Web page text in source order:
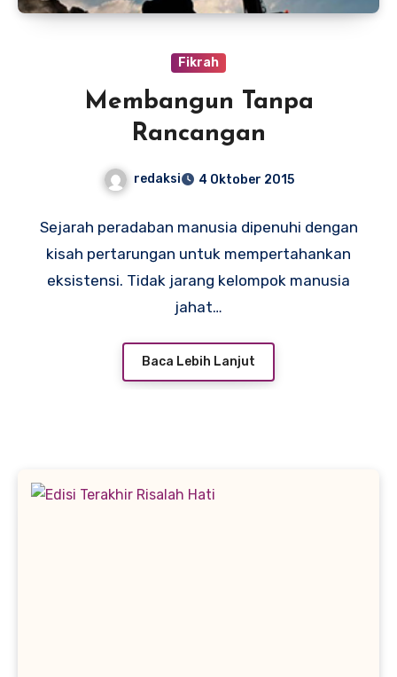
Fikrah
Membangun Tanpa
Rancangan
redaksi 4 Oktober 2015
Sejarah peradaban manusia dipenuhi dengan
kisah pertarungan untuk mempertahankan
eksistensi. Tidak jarang kelompok manusia
jahat…
Baca Lebih Lanjut